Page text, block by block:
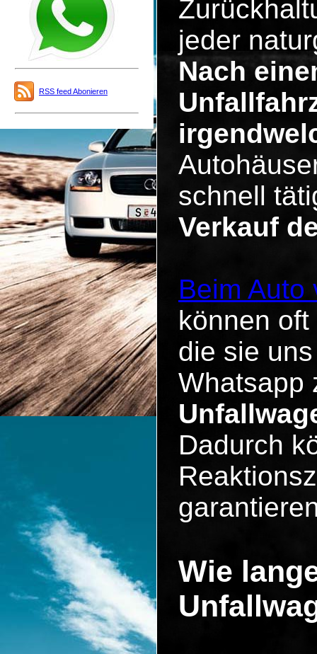
RSS feed Abonieren
jeder
Nach
schnell
Verkauf
Beim Auto
können
die sie
Whatsapp
Dadurch
Wie